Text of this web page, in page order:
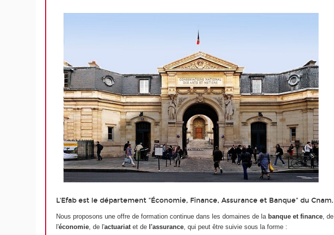
L'Efab est le département "Économie, Finance, Assurance et Banque" du Cnam.
Nous proposons une offre de formation continue dans les domaines de labanque et finance, de
l'économie, de l'actuariat et del'assurance, qui peut être suivie sous la forme :